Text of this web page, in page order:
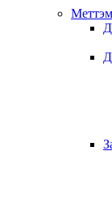
Меттэм